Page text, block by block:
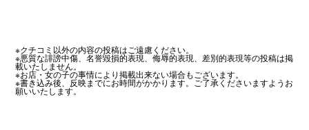
※クチコミ以外の内容の投稿はご遠慮ください。
※悪質な誹謗中傷、名誉毀損的表現、侮辱的表現、差別的表現等の投稿は掲
載いたしません。
※お店・女の子の事情により掲載出来ない場合もございます。
※書き込み後、反映までにお時間がかかります。ご了承くださいますようお
願いいたします。